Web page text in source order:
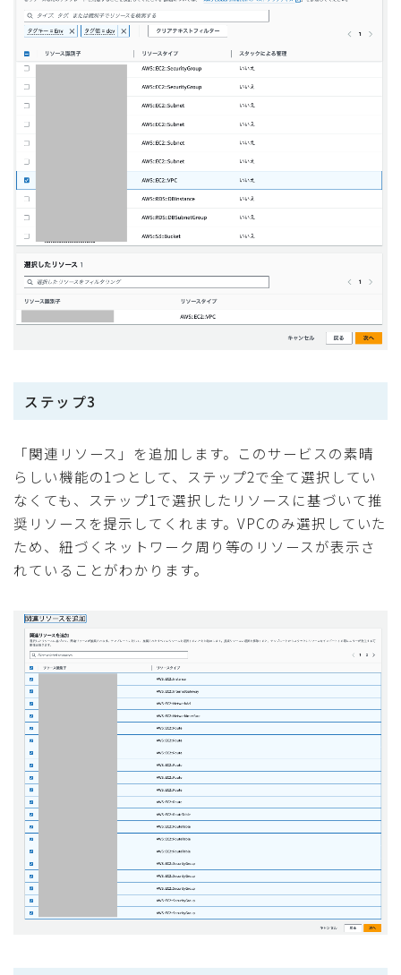
ステップ3
「関連リソース」を追加します。このサービスの素晴
らしい機能の1つとして、ステップ2で全て選択してい
なくても、ステップ1で選択したリソースに基づいて推
奨リソースを提示してくれます。VPCのみ選択していた
ため、紐づくネットワーク周り等のリソースが表示さ
れていることがわかります。